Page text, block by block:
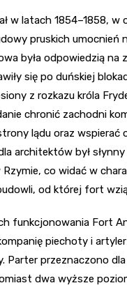
w latach 1854–1858, w
pruskich umocnień
była odpowiedzią na
się po duńskiej
z rozkazu króla
chronić zachodni
lądu oraz wspierać
architektów był
Rzymie, co widać w
od której fort
funkcjonowania Fort
piechoty i
Parter przeznaczono
dwa wyższe